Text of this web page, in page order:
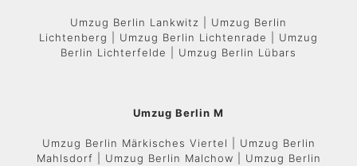
Umzug Berlin Lankwitz | Umzug Berlin
Lichtenberg | Umzug Berlin Lichtenrade | Umzug
Berlin Lichterfelde | Umzug Berlin Lübars
Umzug Berlin M
Umzug Berlin Märkisches Viertel | Umzug Berlin
Mahlsdorf | Umzug Berlin Malchow | Umzug Berlin